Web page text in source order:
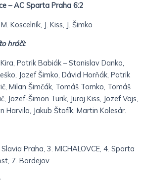
– AC Sparta Praha 6:2
Koscelník, J. Kiss, J. Šimko
hráči:
Patrik Babiák – Stanislav Danko,
Jozef Šimko, Dávid Horňák, Patrik
Milan Šimčák, Tomáš Tomko, Tomáš
Jozef-Šimon Turik, Juraj Kiss, Jozef Vajs,
Harvila, Jakub Štofík, Martin Kolesár.
Praha, 3. MICHALOVCE, 4. Sparta
7. Bardejov